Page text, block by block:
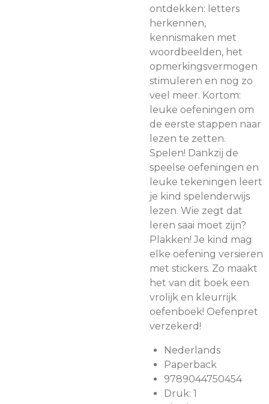
ontdekken: letters
herkennen,
kennismaken met
woordbeelden, het
opmerkingsvermogen
stimuleren en nog zo
veel meer. Kortom:
leuke oefeningen om
de eerste stappen naar
lezen te zetten.
Spelen! Dankzij de
speelse oefeningen en
leuke tekeningen leert
je kind spelenderwijs
lezen. Wie zegt dat
leren saai moet zijn?
Plakken! Je kind mag
elke oefening versieren
met stickers. Zo maakt
het van dit boek een
vrolijk en kleurrijk
oefenboek! Oefenpret
verzekerd!
Nederlands
Paperback
9789044750454
Druk: 1